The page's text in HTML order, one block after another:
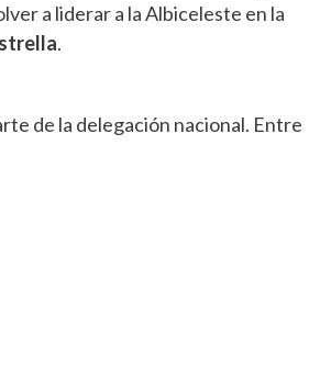
a liderar a la Albiceleste en la
.
de la delegación nacional. Entre